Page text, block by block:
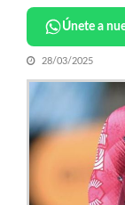
Únete a
28/03/2025